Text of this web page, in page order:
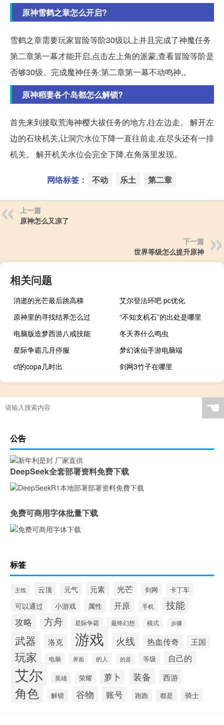
原神雪鹤之章怎么开启?
雪鹤之章需要玩家冒险等阶30级以上并且完成了神魔任务
第二章第一幕才能开启,点击左上角的派蒙,查看冒险等阶是
否够30级。完成魔神任务:第二章第一幕不动鸣神,。
原神稻妻各个岛都怎么解锁?
首先来到接取荒海神樱大祓任务的地方,往左边走。 解开左
边的石块机关,让洞穴水位下降一直往前走,在尽头还有一排
机关。 解开机关水位会完全下降,在角落里发现。
网络标签： 不动 乐土 第二章
上一篇
原神怎么又凉了
下一篇
世界等级怎么提升原神
相关问题
消逝的光芒最后跳高梯
艾尔登法环吧 pc优化
原神里的寻找结界怎么过
“不知支机石”的出处是哪里
电脑版造梦西游八戒技能
冬天养什么鸣虫
星际争霸几月停服
梦幻诛仙手游电脑端
cf的copa几时出
剑网3竹子在哪里
☚
公告
DeepSeek全套部署资料免费下载
免费可商用字体批量下载
标签
主线 云顶 元气 元素 光芒 剑网 卡丁车
可以通过 小游戏 属性 开原 手机 技能
攻略 方舟 星际争霸 最终幻想 模式 步骤
武器 洛克 游戏 火线 热血传奇 王国
玩家 电脑 界面 的人 的是 等级 自己的
艾尔 英雄 荣耀 萝卜 装备 西游
角色 解锁 谷物 账号 跑跑 都是 骑士